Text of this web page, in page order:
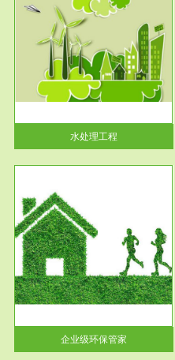
水处理工程
服务范围
园区环保管家
2016 年 4 月，环保部下发《关
于积极发挥环境保护作用促进供
给侧结...
企业级环保管家
服务范围
固体危险废物处理
固体废物解释：固体废物是指人
们在生产建设、日常生活和其他
活动中...